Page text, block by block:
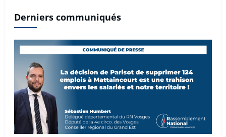
Derniers communiqués